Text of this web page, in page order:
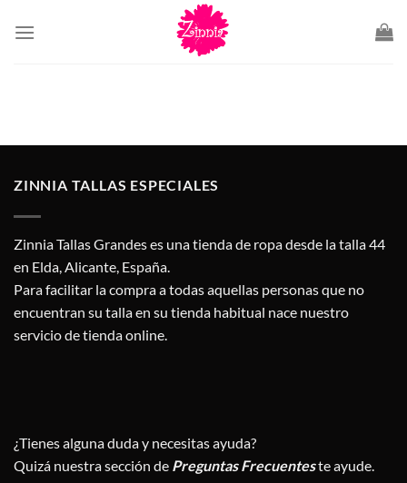
ZINNIA TALLAS ESPECIALES
Zinnia Tallas Grandes es una tienda de ropa desde la talla 44
en Elda, Alicante, España.
Para facilitar la compra a todas aquellas personas que no
encuentran su talla en su tienda habitual nace nuestro
servicio de tienda online.
¿Tienes alguna duda y necesitas ayuda?
Quizá nuestra sección de Preguntas Frecuenteste ayude.